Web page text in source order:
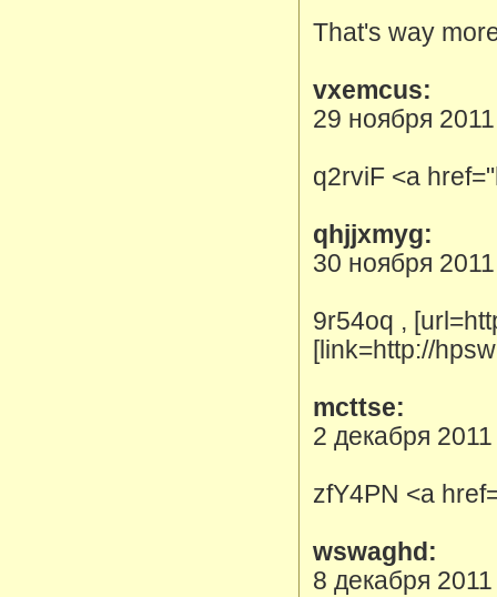
That's way
vxemcus:
29 ноября 2011
q2rviF <a
qhjjxmyg:
30 ноября 2011
9r54oq ,
[link=http://
mcttse:
2 декабря 2011
zfY4PN <a
wswaghd:
8 декабря 2011